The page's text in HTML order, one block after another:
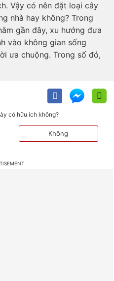
Vậy có nên đặt loại cây
nhà hay không? Trong
gần đây, xu hướng đưa
vào không gian sống
ưa chuộng. Trong số đó,
có hữu ích không?
Không